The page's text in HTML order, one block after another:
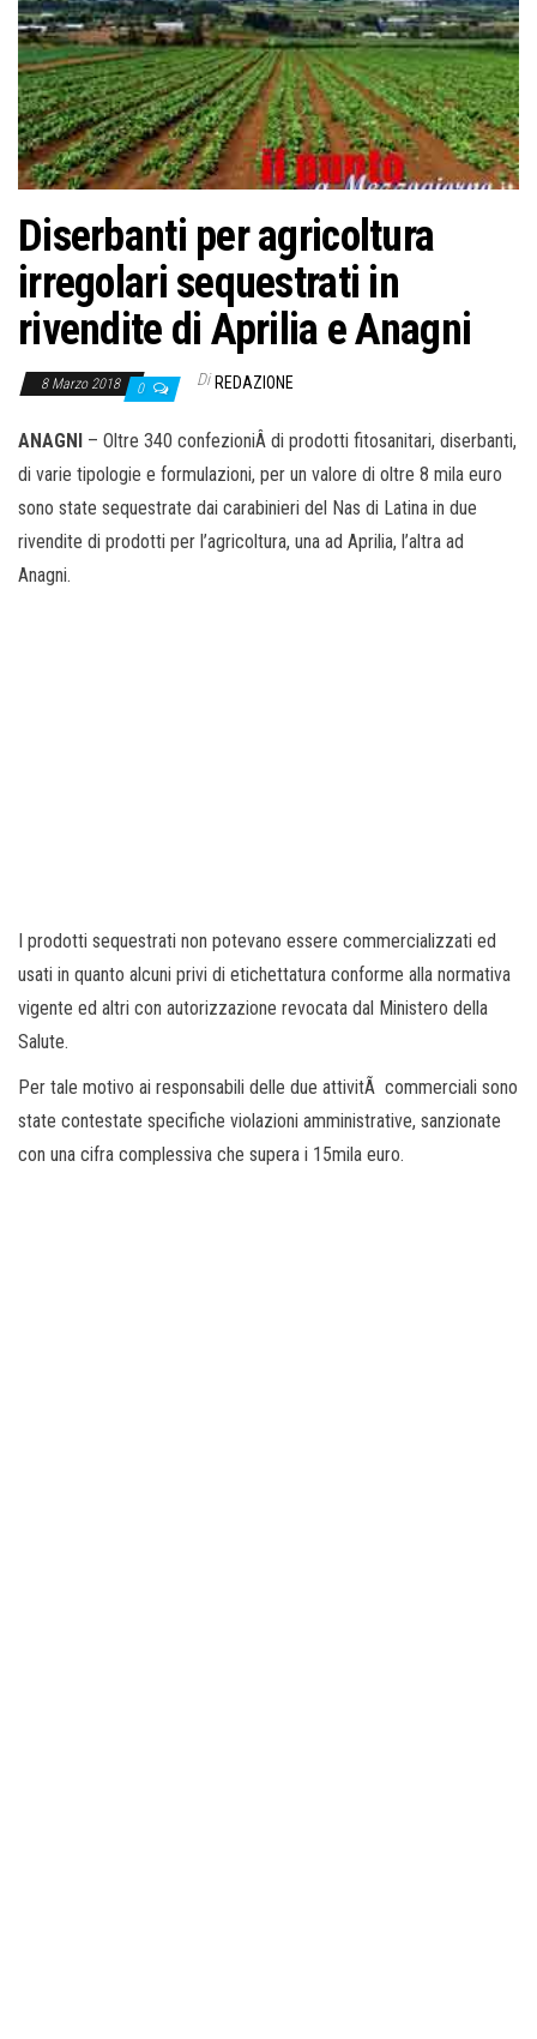
n
e
Diserbanti per agricoltura
irregolari sequestrati in
rivendite di Aprilia e Anagni
8 Marzo 2018 0 Di REDAZIONE
ANAGNI – Oltre 340 confezioniÂ di prodotti fitosanitari, diserbanti,
di varie tipologie e formulazioni, per un valore di oltre 8 mila euro
sono state sequestrate dai carabinieri del Nas di Latina in due
rivendite di prodotti per l’agricoltura, una ad Aprilia, l’altra ad
Anagni.
I prodotti sequestrati non potevano essere commercializzati ed
usati in quanto alcuni privi di etichettatura conforme alla normativa
vigente ed altri con autorizzazione revocata dal Ministero della
Salute.
Per tale motivo ai responsabili delle due attivitÃ commerciali sono
state contestate specifiche violazioni amministrative, sanzionate
con una cifra complessiva che supera i 15mila euro.